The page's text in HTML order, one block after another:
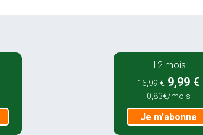
12 mois
16,99 € 9,99 €
0,83€/mois
Je m'abonne